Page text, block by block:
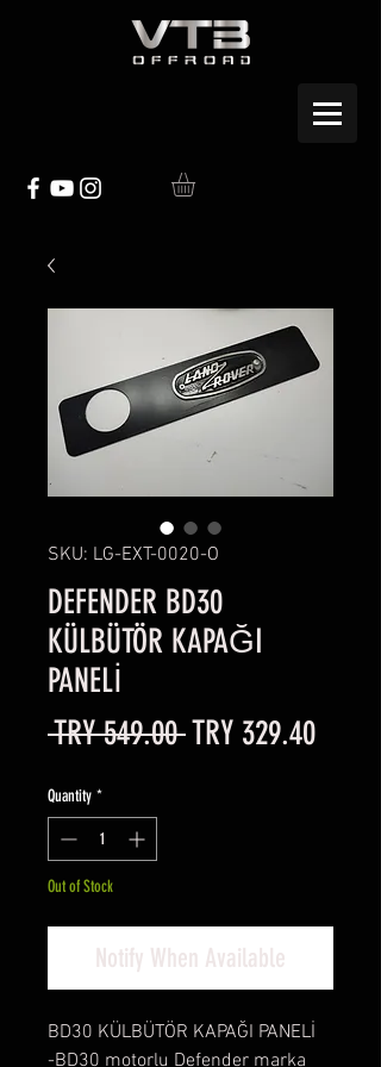
SKU: LG-EXT-0020-O
DEFENDER BD30
KÜLBÜTÖR KAPAĞI
PANELİ
TRY 549.00 Regular
TRY 329.40Sale
Quantity *
Out of Stock
Notify When Available
BD30 KÜLBÜTÖR KAPAĞI PANELİ
-BD30 motorlu Defender marka